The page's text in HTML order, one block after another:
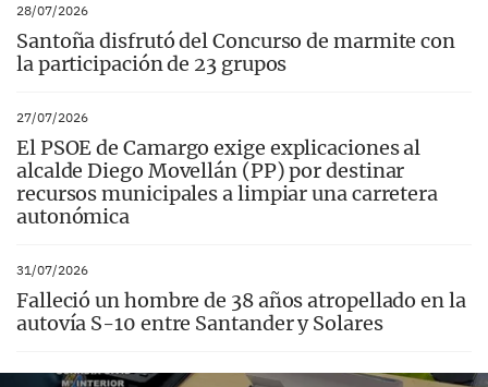
28/07/2026
Santoña disfrutó del Concurso de marmite con
la participación de 23 grupos
27/07/2026
El PSOE de Camargo exige explicaciones al
alcalde Diego Movellán (PP) por destinar
recursos municipales a limpiar una carretera
autonómica
31/07/2026
Falleció un hombre de 38 años atropellado en la
autovía S-10 entre Santander y Solares